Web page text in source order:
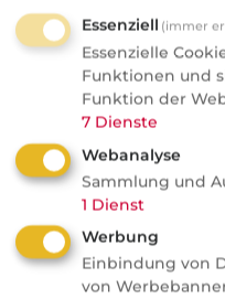
nennt
gängige
KV
Nachrichten
GKV-
Essenziell (immer
Essenzielle
Funktionen und
Funktion der
7 Dienste
Webanalyse
Sammlung und
1 Dienst
Werbung
Einbindung von
von